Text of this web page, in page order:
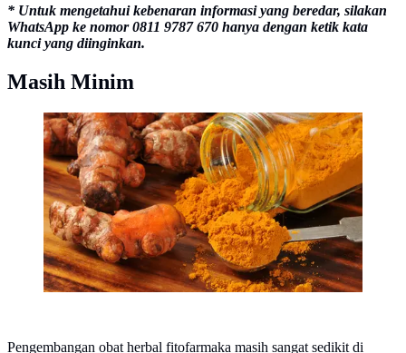
* Untuk mengetahui kebenaran informasi yang beredar, silakan
WhatsApp ke nomor 0811 9787 670 hanya dengan ketik kata
kunci yang diinginkan.
Masih Minim
Seperti halnya herbal untuk mengobati penyakit lever,
sebagai berikut:
Pengembangan obat herbal fitofarmaka masih sangat sedikit di